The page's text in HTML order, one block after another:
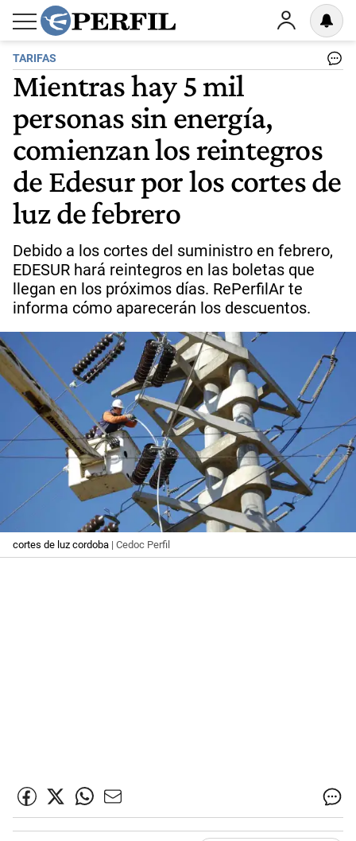
TARIFAS
Mientras hay 5 mil
personas sin energía,
comienzan los reintegros
de Edesur por los cortes de
luz de febrero
Debido a los cortes del suministro en febrero,
EDESUR hará reintegros en las boletas que
llegan en los próximos días. RePerfilAr te
informa cómo aparecerán los descuentos.
cortes de luz cordoba | Cedoc Perfil